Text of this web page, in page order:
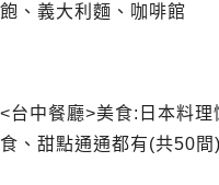
飽、義大利麵、咖啡館
<台中餐廳>美食:日本料
食、甜點通通都有(共50間)